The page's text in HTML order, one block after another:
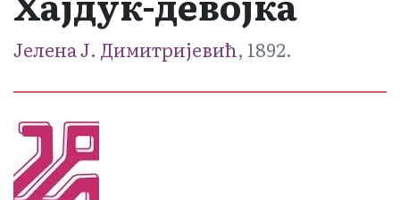
Јелена Ј. Димитријевић, 1892.